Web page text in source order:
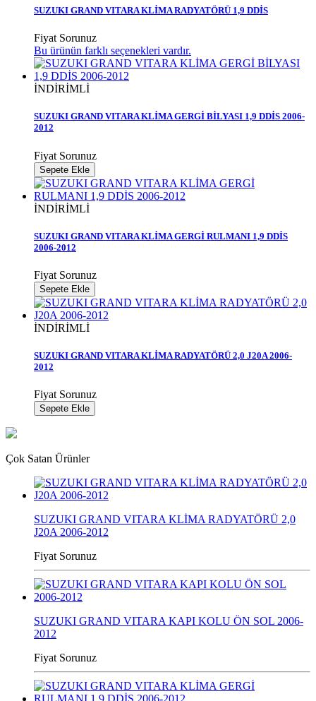
SUZUKI GRAND VITARA KLİMA RADYATÖRÜ 1,9 DDİS
Fiyat Sorunuz
Bu ürünün farklı seçenekleri vardır.
İNDİRİMLİ
SUZUKI GRAND VITARA KLİMA GERGİ BİLYASI 1,9 DDİS 2006-
2012
Fiyat Sorunuz
Sepete Ekle
İNDİRİMLİ
SUZUKI GRAND VITARA KLİMA GERGİ RULMANI 1,9 DDİS
2006-2012
Fiyat Sorunuz
Sepete Ekle
İNDİRİMLİ
SUZUKI GRAND VITARA KLİMA RADYATÖRÜ 2,0 J20A 2006-
2012
Fiyat Sorunuz
Sepete Ekle
Çok Satan Ürünler
SUZUKI GRAND VITARA KLİMA RADYATÖRÜ 2,0
J20A 2006-2012
Fiyat Sorunuz
SUZUKI GRAND VITARA KAPI KOLU ÖN SOL 2006-
2012
Fiyat Sorunuz